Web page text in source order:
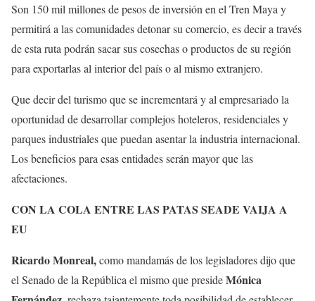
Son 150 mil millones de pesos de inversión en el Tren Maya y
permitirá a las comunidades detonar su comercio, es decir a través
de esta ruta podrán sacar sus cosechas o productos de su región
para exportarlas al interior del país o al mismo extranjero.
Que decir del turismo que se incrementará y al empresariado la
oportunidad de desarrollar complejos hoteleros, residenciales y
parques industriales que puedan asentar la industria internacional.
Los beneficios para esas entidades serán mayor que las
afectaciones.
CON LA COLA ENTRE LAS PATAS SEADE VAIJA A
EU
Ricardo Monreal,como mandamás de los legisladores dijo que
el Senado de la República el mismo que presideMónica